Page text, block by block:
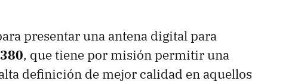
presentar una antena digital para
, que tiene por misión permitir una
definición de mejor calidad en aquellos